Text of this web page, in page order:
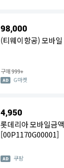
98,000
(티웨이항공) 모바
구매999+
G마켓
4,950
롯데리아 모바일금
[00P1170G00001]
쿠팡